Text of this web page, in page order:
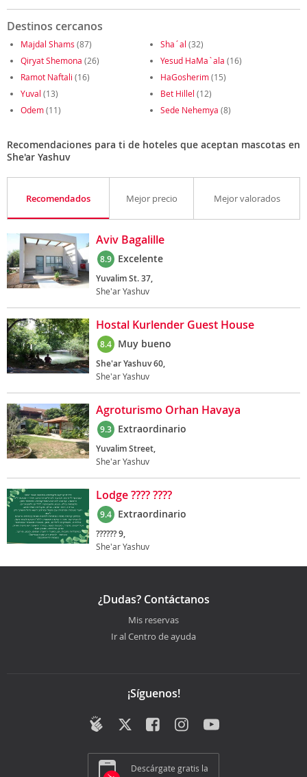
Destinos cercanos
Majdal Shams (87) Sha´al (32)
Qiryat Shemona (26) Yesud HaMa`ala (16)
Ramot Naftali (16) HaGosherim(15)
Yuval (13) Bet Hillel (12)
Odem(11) Sede Nehemya (8)
Recomendaciones para ti de hoteles que aceptan mascotas en
She'ar Yashuv
Recomendados Mejor precio Mejor valorados
Aviv Bagalille
8.9 Excelente
Yuvalim St. 37,
She'ar Yashuv
Hostal Kurlender Guest House
8.4 Muy bueno
She'ar Yashuv 60,
She'ar Yashuv
Agroturismo Orhan Havaya
9.3 Extraordinario
Yuvalim Street,
She'ar Yashuv
Lodge ???? ????
9.4 Extraordinario
?????? 9,
She'ar Yashuv
¿Dudas? Contáctanos
Mis reservas
Ir al Centro de ayuda
¡Síguenos!
Descárgate gratis la